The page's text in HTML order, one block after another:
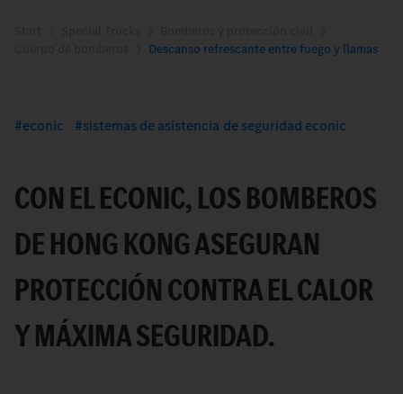
Descanso refrescante entre fuego y llamas
econic sistemas de asistencia de seguridad econic
CON EL ECONIC, LOS BOMBEROS
DE HONG KONG ASEGURAN
PROTECCIÓN CONTRA EL CALOR
Y MÁXIMA SEGURIDAD.